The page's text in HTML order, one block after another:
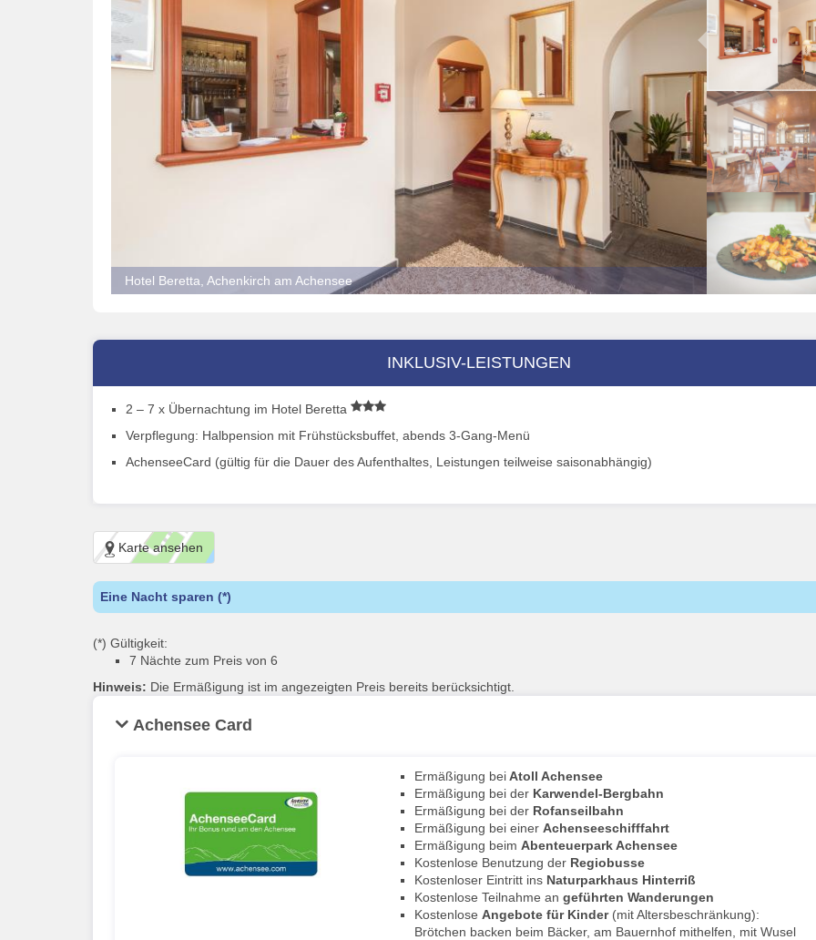
Hotel Beretta, Achenkirch am Achensee
INKLUSIV-LEISTUNGEN
2 – 7 x Übernachtung im Hotel Beretta
Verpflegung: Halbpension mit Frühstücksbuffet, abends 3-Gang-Menü
AchenseeCard (gültig für die Dauer des Aufenthaltes, Leistungen teilweise saisonabhängig)
Karte ansehen
Eine Nacht sparen (*)
(*) Gültigkeit:
7 Nächte zum Preis von 6
Hinweis: Die Ermäßigung ist im angezeigten Preis bereits berücksichtigt.
Achensee Card
Ermäßigung beiAtoll Achensee
Ermäßigung bei der Karwendel-Bergbahn
Ermäßigung bei der Rofanseilbahn
Ermäßigung bei einerAchenseeschifffahrt
Ermäßigung beimAbenteuerpark Achensee
Kostenlose Benutzung der Regiobusse
Kostenloser Eintritt ins Naturparkhaus Hinterriß
Kostenlose Teilnahme angeführten Wanderungen
KostenloseAngebote für Kinder(mit Altersbeschränkung):
Brötchen backen beim Bäcker, am Bauernhof mithelfen, mit Wusel